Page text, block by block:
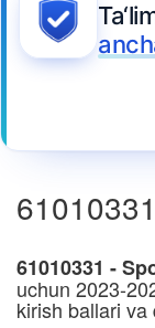
61010331 -
uchun 2023-
kirish ballari